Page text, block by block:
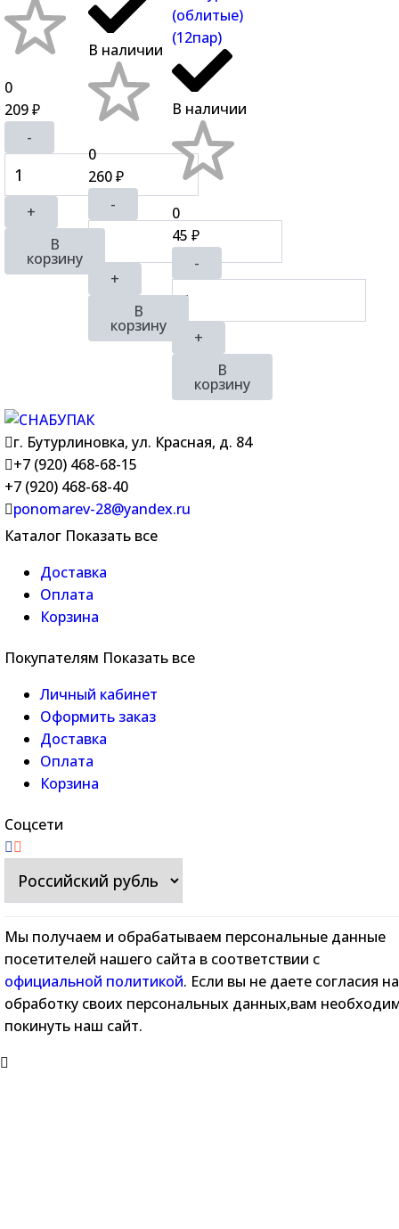
0
209 ₽
-
+
В
корзину
В наличии
0
260₽
-
+
В
корзину
(облитые)
(12пар)
В наличии
0
45₽
-
+
В
корзину
г. Бутурлиновка, ул. Красная, д. 84
+7 (920) 468-68-15
+7 (920) 468-68-40
ponomarev-28@yandex.ru
Каталог Показать все
Доставка
Оплата
Корзина
Покупателям Показать все
Личный кабинет
Оформить заказ
Доставка
Оплата
Корзина
Соцсети
Мы получаем и обрабатываем персональные данные
посетителей нашего сайта в соответствии с
официальной политикой. Если вы не даете согласия на
обработку своих персональных данных,вам
покинуть наш сайт.